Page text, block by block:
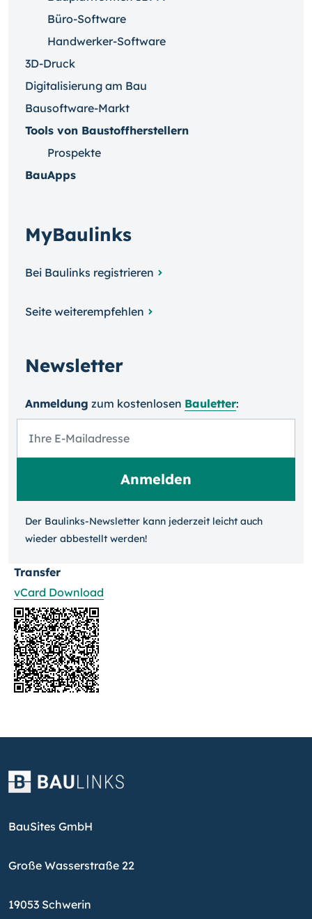
Büro-Software
Handwerker-Software
3D-Druck
Digitalisierung am Bau
Bausoftware-Markt
Tools von Baustoffherstellern
Prospekte
BauApps
MyBaulinks
Bei Baulinks registrieren
Seite weiterempfehlen
Newsletter
Anmeldung zum kosten­losen Bauletter:
Der Baulinks-Newsletter kann jeder­zeit leicht auch
wieder ab­bestellt werden!
Transfer
vCard Download
BauSites GmbH
Große Wasserstraße 22
19053 Schwerin